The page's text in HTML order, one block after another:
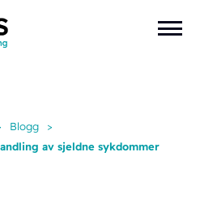
Blogg
>
av sjeldne sykdommer